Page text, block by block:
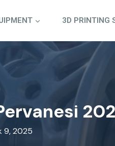
3D PRINTING
9, 2025